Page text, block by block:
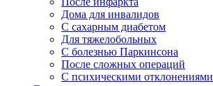
Дома для инвалидов
С сахарным диабетом
Для тяжелобольных
С болезнью Паркинсона
После сложных операций
С психическими отклонениями